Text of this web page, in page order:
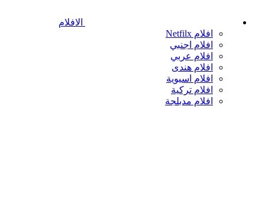
الافلام
افلام Netfilx
افلام اجنبي
افلام عربي
افلام هندى
افلام اسيوية
افلام تركية
افلام مدبلجة